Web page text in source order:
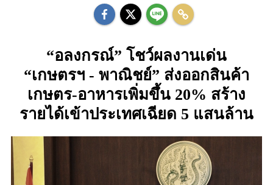
“อลงกรณ์” โชว์ผลงานเด่น
“เกษตรฯ - พาณิชย์” ส่งออกสินค้า
เกษตร-อาหารเพิ่มขึ้น 20% สร้าง
รายได้เข้าประเทศเฉียด 5 แสนล้าน